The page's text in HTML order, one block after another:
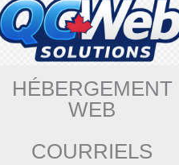
HÉBERGEMENT
WEB
COURRIELS